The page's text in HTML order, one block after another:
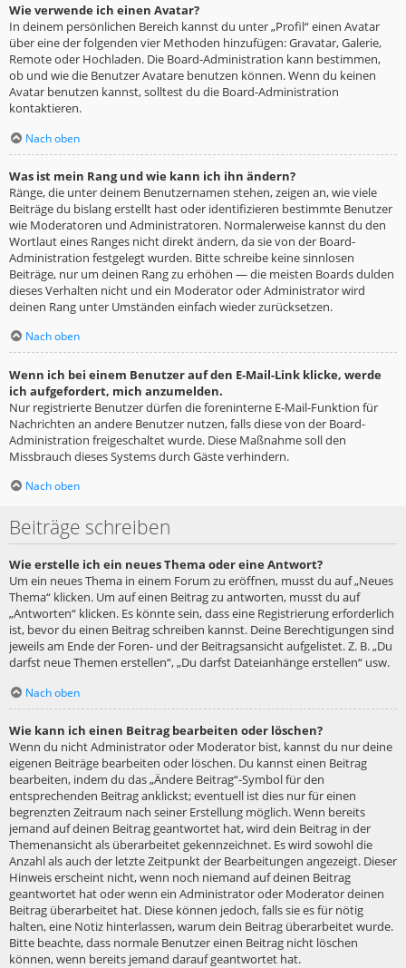
Wie verwende ich einen Avatar?
In deinem persönlichen Bereich kannst du unter „Profil“ einen Avatar
über eine der folgenden vier Methoden hinzufügen: Gravatar, Galerie,
Remote oder Hochladen. Die Board-Administration kann bestimmen,
ob und wie die Benutzer Avatare benutzen können. Wenn du keinen
Avatar benutzen kannst, solltest du die Board-Administration
kontaktieren.
Nach oben
Was ist mein Rang und wie kann ich ihn ändern?
Ränge, die unter deinem Benutzernamen stehen, zeigen an, wie viele
Beiträge du bislang erstellt hast oder identifizieren bestimmte Benutzer
wie Moderatoren und Administratoren. Normalerweise kannst du den
Wortlaut eines Ranges nicht direkt ändern, da sie von der Board-
Administration festgelegt wurden. Bitte schreibe keine sinnlosen
Beiträge, nur um deinen Rang zu erhöhen — die meisten Boards dulden
dieses Verhalten nicht und ein Moderator oder Administrator wird
deinen Rang unter Umständen einfach wieder zurücksetzen.
Nach oben
Wenn ich bei einem Benutzer auf den E-Mail-Link klicke, werde
ich aufgefordert, mich anzumelden.
Nur registrierte Benutzer dürfen die foreninterne E-Mail-Funktion für
Nachrichten an andere Benutzer nutzen, falls diese von der Board-
Administration freigeschaltet wurde. Diese Maßnahme soll den
Missbrauch dieses Systems durch Gäste verhindern.
Nach oben
Beiträge schreiben
Wie erstelle ich ein neues Thema oder eine Antwort?
Um ein neues Thema in einem Forum zu eröffnen, musst du auf „Neues
Thema“ klicken. Um auf einen Beitrag zu antworten, musst du auf
„Antworten“ klicken. Es könnte sein, dass eine Registrierung erforderlich
ist, bevor du einen Beitrag schreiben kannst. Deine Berechtigungen sind
jeweils am Ende der Foren- und der Beitragsansicht aufgelistet. Z. B. „Du
darfst neue Themen erstellen“, „Du darfst Dateianhänge erstellen“ usw.
Nach oben
Wie kann ich einen Beitrag bearbeiten oder löschen?
Wenn du nicht Administrator oder Moderator bist, kannst du nur deine
eigenen Beiträge bearbeiten oder löschen. Du kannst einen Beitrag
bearbeiten, indem du das „Ändere Beitrag“-Symbol für den
entsprechenden Beitrag anklickst; eventuell ist dies nur für einen
begrenzten Zeitraum nach seiner Erstellung möglich. Wenn bereits
jemand auf deinen Beitrag geantwortet hat, wird dein Beitrag in der
Themenansicht als überarbeitet gekennzeichnet. Es wird sowohl die
Anzahl als auch der letzte Zeitpunkt der Bearbeitungen angezeigt. Dieser
Hinweis erscheint nicht, wenn noch niemand auf deinen Beitrag
geantwortet hat oder wenn ein Administrator oder Moderator deinen
Beitrag überarbeitet hat. Diese können jedoch, falls sie es für nötig
halten, eine Notiz hinterlassen, warum dein Beitrag überarbeitet wurde.
Bitte beachte, dass normale Benutzer einen Beitrag nicht löschen
können, wenn bereits jemand darauf geantwortet hat.